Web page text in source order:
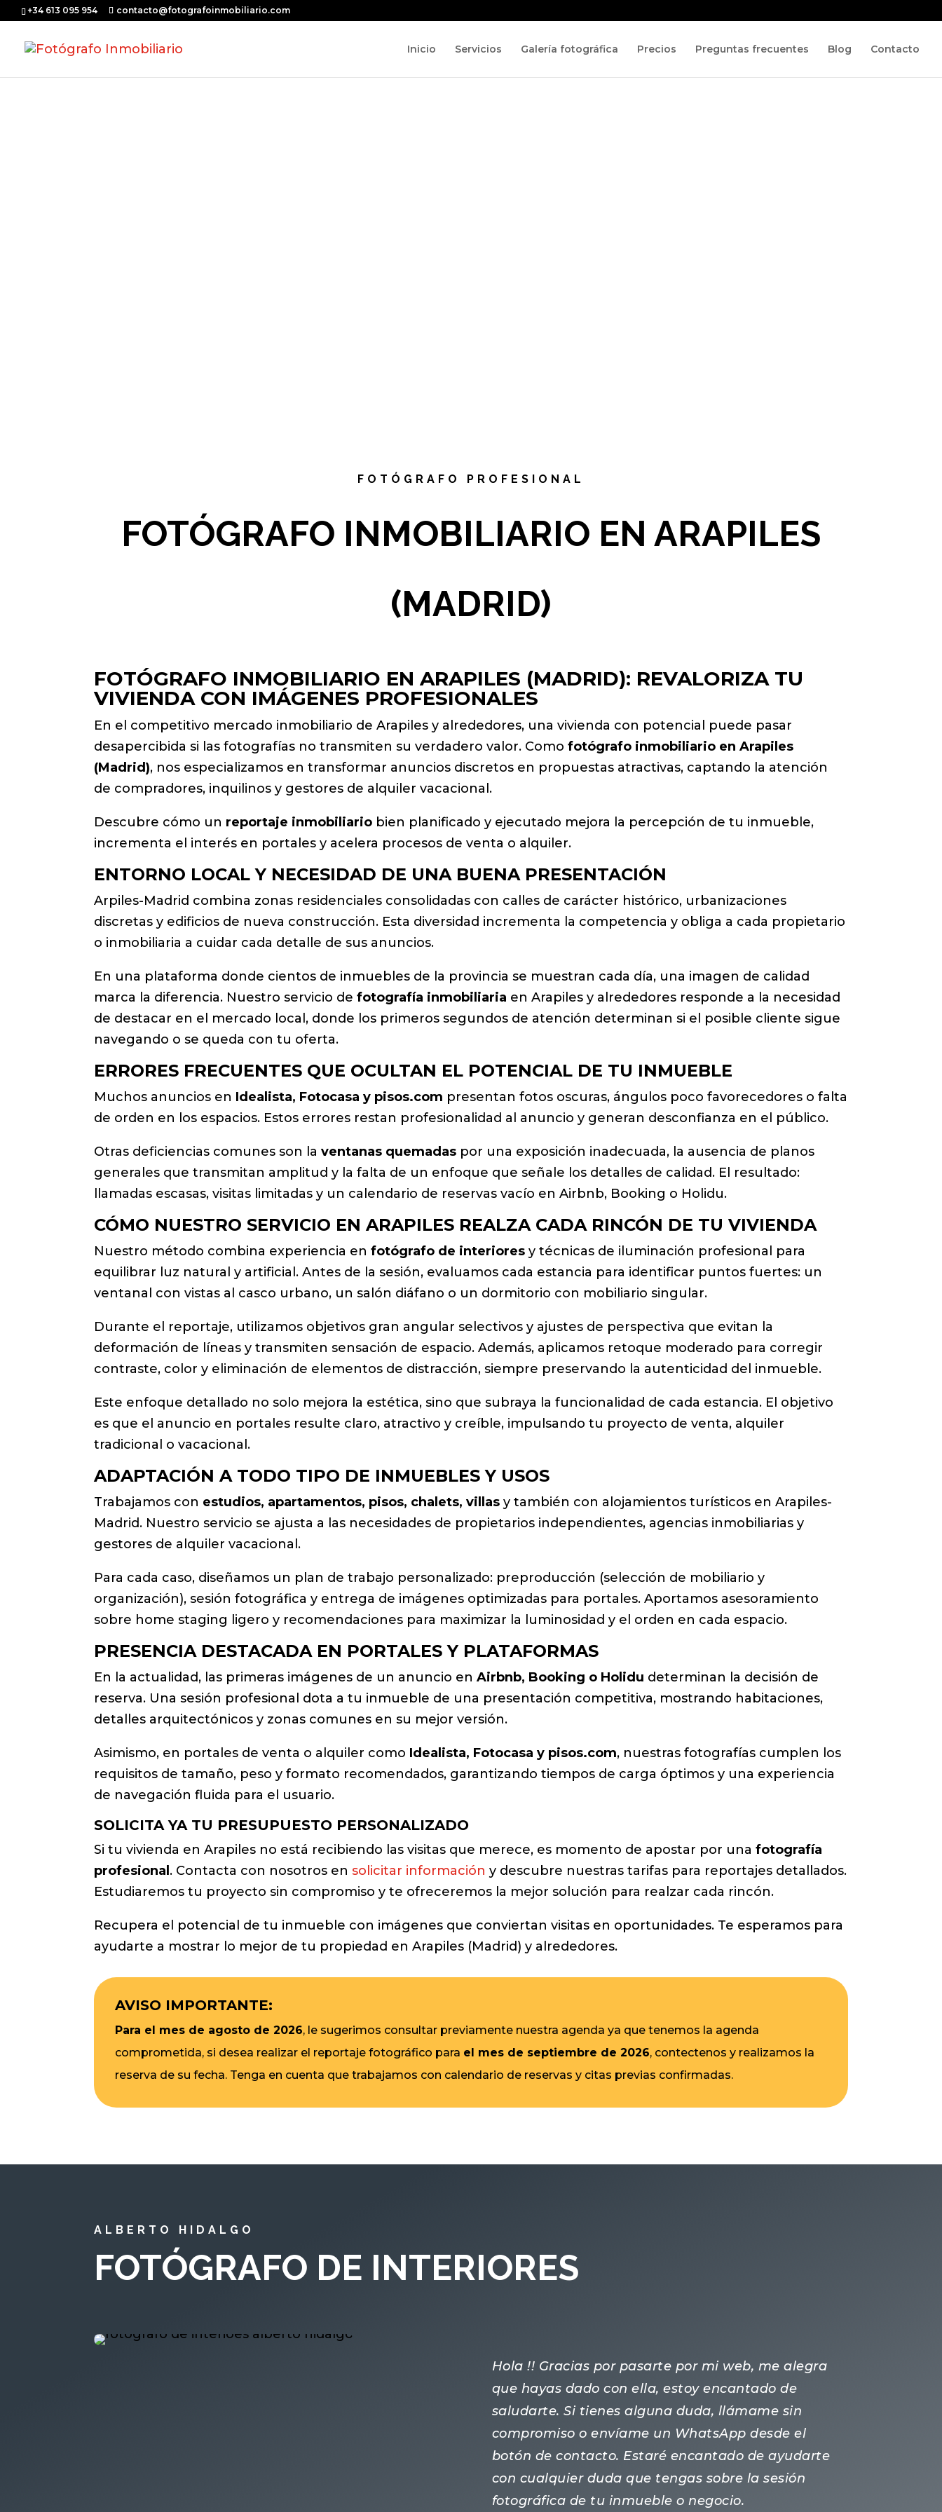
+34 613 095 954 contacto@fotografoinmobiliario.com
Inicio Servicios Galería fotográfica Precios Preguntas frecuentes Blog Contacto
FOTÓGRAFO PROFESIONAL
FOTÓGRAFO INMOBILIARIO EN ARAPILES
(MADRID)
FOTÓGRAFO INMOBILIARIO EN ARAPILES (MADRID): REVALORIZA TU
VIVIENDA CON IMÁGENES PROFESIONALES
En el competitivo mercado inmobiliario de Arapiles y alrededores, una vivienda con potencial puede pasar
desapercibida si las fotografías no transmiten su verdadero valor. Comofotógrafo inmobiliario en Arapiles
(Madrid), nos especializamos en transformar anuncios discretos en propuestas atractivas, captando la atención
de compradores, inquilinos y gestores de alquiler vacacional.
Descubre cómo un reportaje inmobiliario bien planificado y ejecutado mejora la percepción de tu inmueble,
incrementa el interés en portales y acelera procesos de venta o alquiler.
ENTORNO LOCAL Y NECESIDAD DE UNA BUENA PRESENTACIÓN
Arpiles-Madrid combina zonas residenciales consolidadas con calles de carácter histórico, urbanizaciones
discretas y edificios de nueva construcción. Esta diversidad incrementa la competencia y obliga a cada propietario
o inmobiliaria a cuidar cada detalle de sus anuncios.
En una plataforma donde cientos de inmuebles de la provincia se muestran cada día, una imagen de calidad
marca la diferencia. Nuestro servicio defotografía inmobiliaria en Arapiles y alrededores responde a la necesidad
de destacar en el mercado local, donde los primeros segundos de atención determinan si el posible cliente sigue
navegando o se queda con tu oferta.
ERRORES FRECUENTES QUE OCULTAN EL POTENCIAL DE TU INMUEBLE
Muchos anuncios en Idealista, Fotocasa y pisos.com presentan fotos oscuras, ángulos poco favorecedores o falta
de orden en los espacios. Estos errores restan profesionalidad al anuncio y generan desconfianza en el público.
Otras deficiencias comunes son laventanas quemadas por una exposición inadecuada, la ausencia de planos
generales que transmitan amplitud y la falta de un enfoque que señale los detalles de calidad. El resultado:
llamadas escasas, visitas limitadas y un calendario de reservas vacío en Airbnb, Booking o Holidu.
CÓMO NUESTRO SERVICIO EN ARAPILES REALZA CADA RINCÓN DE TU VIVIENDA
Nuestro método combina experiencia enfotógrafo de interiores y técnicas de iluminación profesional para
equilibrar luz natural y artificial. Antes de la sesión, evaluamos cada estancia para identificar puntos fuertes: un
ventanal con vistas al casco urbano, un salón diáfano o un dormitorio con mobiliario singular.
Durante el reportaje, utilizamos objetivos gran angular selectivos y ajustes de perspectiva que evitan la
deformación de líneas y transmiten sensación de espacio. Además, aplicamos retoque moderado para corregir
contraste, color y eliminación de elementos de distracción, siempre preservando la autenticidad del inmueble.
Este enfoque detallado no solo mejora la estética, sino que subraya la funcionalidad de cada estancia. El objetivo
es que el anuncio en portales resulte claro, atractivo y creíble, impulsando tu proyecto de venta, alquiler
tradicional o vacacional.
ADAPTACIÓN A TODO TIPO DE INMUEBLES Y USOS
Trabajamos con estudios, apartamentos, pisos, chalets, villas y también con alojamientos turísticos en Arapiles-
Madrid. Nuestro servicio se ajusta a las necesidades de propietarios independientes, agencias inmobiliarias y
gestores de alquiler vacacional.
Para cada caso, diseñamos un plan de trabajo personalizado: preproducción (selección de mobiliario y
organización), sesión fotográfica y entrega de imágenes optimizadas para portales. Aportamos asesoramiento
sobre home staging ligero y recomendaciones para maximizar la luminosidad y el orden en cada espacio.
PRESENCIA DESTACADA EN PORTALES Y PLATAFORMAS
En la actualidad, las primeras imágenes de un anuncio enAirbnb, Booking o Holidu determinan la decisión de
reserva. Una sesión profesional dota a tu inmueble de una presentación competitiva, mostrando habitaciones,
detalles arquitectónicos y zonas comunes en su mejor versión.
Asimismo, en portales de venta o alquiler como Idealista, Fotocasa y pisos.com, nuestras fotografías cumplen los
requisitos de tamaño, peso y formato recomendados, garantizando tiempos de carga óptimos y una experiencia
de navegación fluida para el usuario.
SOLICITA YA TU PRESUPUESTO PERSONALIZADO
Si tu vivienda en Arapiles no está recibiendo las visitas que merece, es momento de apostar por unafotografía
profesional. Contacta con nosotros ensolicitar información y descubre nuestras tarifas para reportajes detallados.
Estudiaremos tu proyecto sin compromiso y te ofreceremos la mejor solución para realzar cada rincón.
Recupera el potencial de tu inmueble con imágenes que conviertan visitas en oportunidades. Te esperamos para
ayudarte a mostrar lo mejor de tu propiedad en Arapiles (Madrid) y alrededores.
AVISO IMPORTANTE:
Para el mes de agosto de 2026, le sugerimos consultar previamente nuestra agenda ya que tenemos la agenda
comprometida, si desea realizar el reportaje fotográfico para el mes de septiembre de 2026, contectenos y realizamos la
reserva de su fecha. Tenga en cuenta que trabajamos con calendario de reservas y citas previas confirmadas.
ALBERTO HIDALGO
FOTÓGRAFO DE INTERIORES
Hola !! Gracias por pasarte por mi web, me alegra
que hayas dado con ella, estoy encantado de
saludarte. Si tienes alguna duda, llámame sin
compromiso o envíame un WhatsApp desde el
botón de contacto. Estaré encantado de ayudarte
con cualquier duda que tengas sobre la sesión
fotográfica de tu inmueble o negocio.